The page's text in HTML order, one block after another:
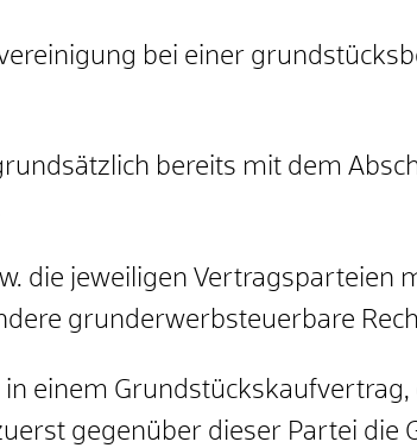
bei einer
bereits mit dem
die jeweiligen Vertragsparteien
grunderwerbsteuerbare
einem
gegenüber dieser Partei die